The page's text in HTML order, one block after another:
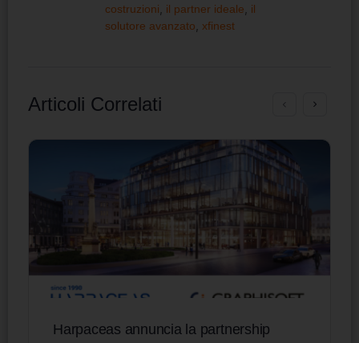
costruzioni
il partner ideale
il
solutore avanzato
xfinest
Articoli Correlati
Harpaceas annuncia la partnership